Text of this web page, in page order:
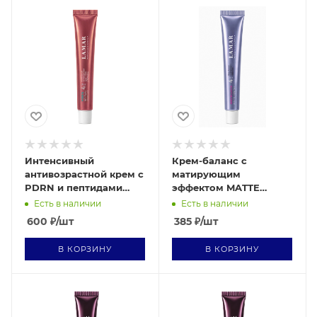
Интенсивный
антивозрастной крем с
PDRN и пептидами
RENEWAL COMPLEX, 10
Есть в наличии
600 ₽/шт
В КОРЗИНУ
Крем-баланс с
матирующим
эффектом MATTE
FINISH, 10 мл
Есть в наличии
385 ₽/шт
В КОРЗИНУ